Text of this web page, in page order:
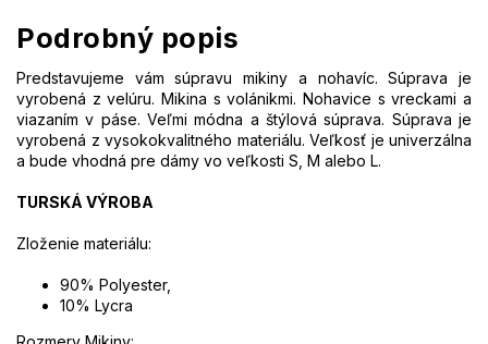
Podrobný popis
Predstavujeme vám súpravu mikiny a nohavíc. Súprava je
vyrobená z velúru. Mikina s volánikmi. Nohavice s vreckami a
viazaním v páse. Veľmi módna a štýlová súprava. Súprava je
vyrobená z vysokokvalitného materiálu. Veľkosť je univerzálna
a bude vhodná pre dámy vo veľkosti S, M alebo L.
TURSKÁ VÝROBA
Zloženie materiálu:
90% Polyester,
10% Lycra